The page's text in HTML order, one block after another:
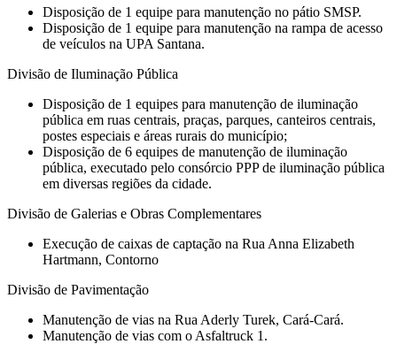
Disposição de 1 equipe para manutenção no pátio SMSP.
Disposição de 1 equipe para manutenção na rampa de acesso
de veículos na UPA Santana.
Divisão de Iluminação Pública
Disposição de 1 equipes para manutenção de iluminação
pública em ruas centrais, praças, parques, canteiros centrais,
postes especiais e áreas rurais do município;
Disposição de 6 equipes de manutenção de iluminação
pública, executado pelo consórcio PPP de iluminação pública
em diversas regiões da cidade.
Divisão de Galerias e Obras Complementares
Execução de caixas de captação na Rua Anna Elizabeth
Hartmann, Contorno
Divisão de Pavimentação
Manutenção de vias na Rua Aderly Turek, Cará-Cará.
Manutenção de vias com o Asfaltruck 1.